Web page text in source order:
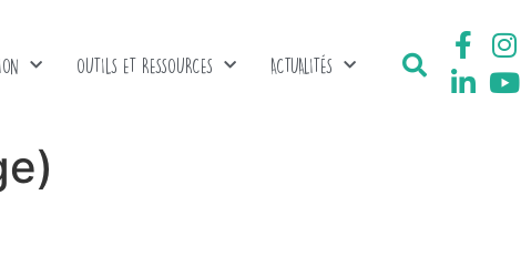
OUTILS ET RESSOURCES ACTUALITÉS